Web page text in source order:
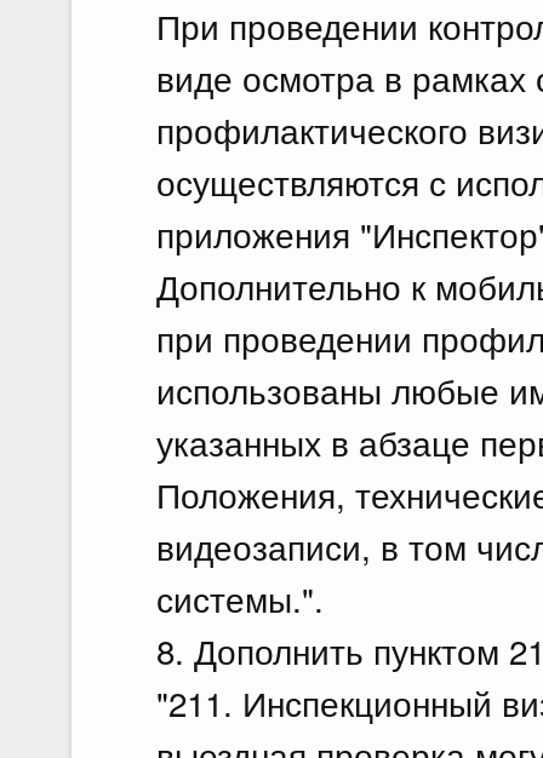
При проведении
виде осмотра в рамках
профилактического
осуществляются с
приложения
Дополнительно к
при проведении
использованы любые
указанных в абзаце
Положения,
видеозаписи, в том
системы.".
8. Дополнить пунктом
"211. Инспекционный